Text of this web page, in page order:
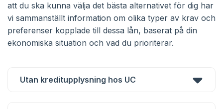
att du ska kunna välja det bästa alternativet för dig har
vi sammanställt information om olika typer av krav och
preferenser kopplade till dessa lån, baserat på din
ekonomiska situation och vad du prioriterar.
Utan kreditupplysning hos UC